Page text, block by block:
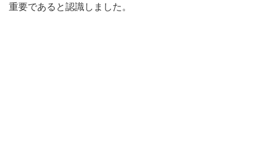
重要であると認識しました。